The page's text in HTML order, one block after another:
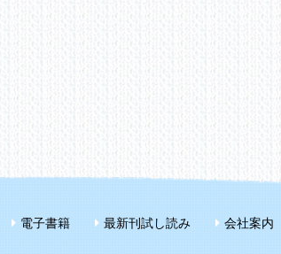
電子書籍 最新刊試し読み 会社案内